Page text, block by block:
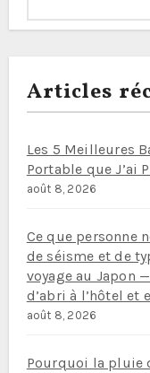
Articles
Les 5 Meilleures
Portable que J’ai
août 8, 2026
Ce que personne
de séisme et de
voyage au Japon
d’abri à l’hôtel et
août 8, 2026
Pourquoi la pluie